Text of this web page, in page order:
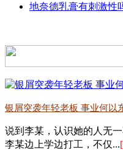
地奈德乳膏有刺激性
银屑突袭年轻老板 事业何以
说到李某，认识她的人无
李某边上学边打工，不仅...